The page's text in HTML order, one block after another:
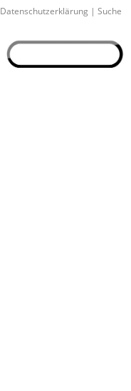
Datenschutzerklärung | Suche